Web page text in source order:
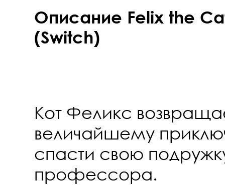
Описание Felix the
(Switch)
Кот Феликс
величайшему
спасти свою
профессора.